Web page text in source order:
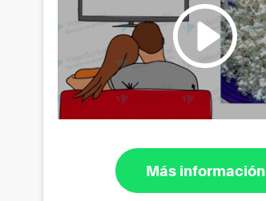
Más información